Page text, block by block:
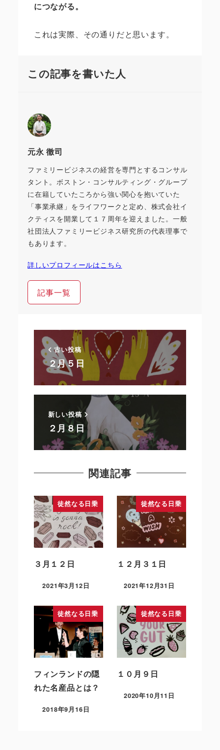
につながる。
これは実際、その通りだと思います。
この記事を書いた人
元永 徹司
ファミリービジネスの経営を専門とするコンサル
タント。ボストン・コンサルティング・グループ
に在籍していたころから強い関心を抱いていた
「事業承継」をライフワークと定め、株式会社イ
クティスを開業して１７周年を迎えました。一般
社団法人ファミリービジネス研究所の代表理事で
もあります。
詳しいプロフィールはこちら
記事一覧
古い投稿
２月５日
新しい投稿
２月８日
関連記事
徒然なる日乗
３月１２日
2021年3月12日
徒然なる日乗
１２月３１日
2021年12月31日
徒然なる日乗
フィンランドの隠
れた名産品とは？
2018年9月16日
徒然なる日乗
１０月９日
2020年10月11日